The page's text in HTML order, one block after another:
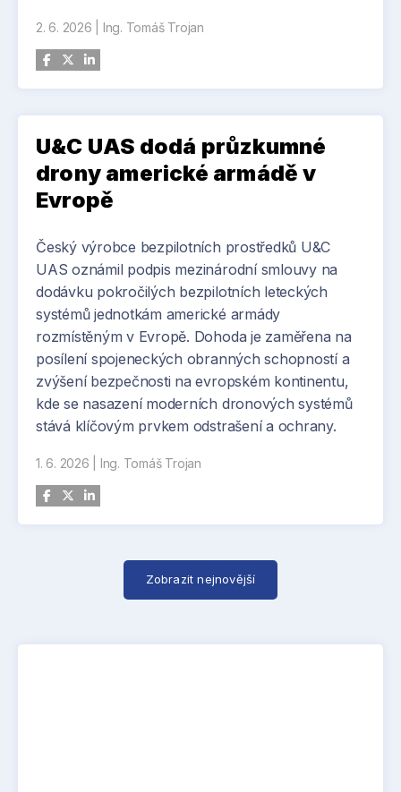
Vstupenky si můžete zakoupit již nyní na
stránkách: konference.arkance.cz
2. 6. 2026 Ing. Tomáš Trojan
U&C UAS dodá průzkumné
drony americké armádě v
Evropě
Český výrobce bezpilotních prostředků U&C
UAS oznámil podpis mezinárodní smlouvy na
dodávku pokročilých bezpilotních leteckých
systémů jednotkám americké armády
rozmístěným v Evropě. Dohoda je zaměřena na
posílení spojeneckých obranných schopností a
zvýšení bezpečnosti na evropském kontinentu,
kde se nasazení moderních dronových systémů
stává klíčovým prvkem odstrašení a ochrany.
1. 6. 2026 Ing. Tomáš Trojan
Zobrazit nejnovější